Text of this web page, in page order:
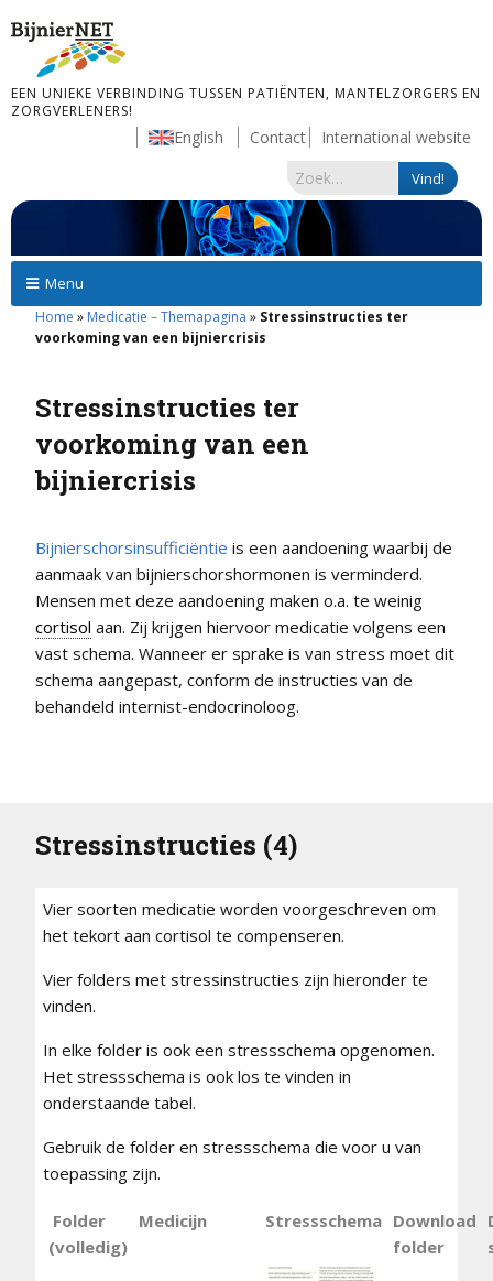
EEN UNIEKE VERBINDING TUSSEN PATIËNTEN, MANTELZORGERS EN
ZORGVERLENERS!
English Contact International website
Menu
Home » Medicatie – Themapagina » Stressinstructies ter
voorkoming van een bijniercrisis
Stressinstructies ter
voorkoming van een
bijniercrisis
Bijnierschorsinsufficiëntie is een aandoening waarbij de
aanmaak van bijnierschorshormonen is verminderd.
Mensen met deze aandoening maken o.a. te weinig
cortisol aan. Zij krijgen hiervoor medicatie volgens een
vast schema. Wanneer er sprake is van stress moet dit
schema aangepast, conform de instructies van de
behandeld internist-endocrinoloog.
Stressinstructies (4)
Vier soorten medicatie worden voorgeschreven om
het tekort aan cortisol te compenseren.
Vier folders met stressinstructies zijn hieronder te
vinden.
In elke folder is ook een stressschema opgenomen.
Het stressschema is ook los te vinden in
onderstaande tabel.
Gebruik de folder en stressschema die voor u van
toepassing zijn.
Folder
(volledig)
Medicijn Stressschema Download
folder